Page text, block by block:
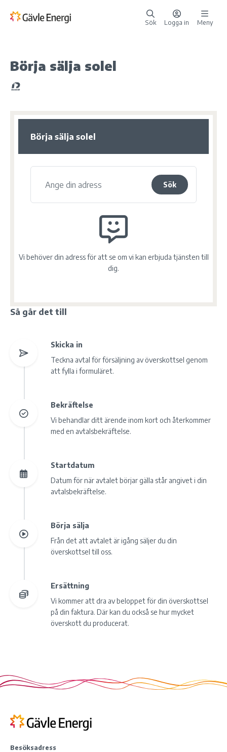
Sök Logga in Meny
Börja sälja solel
Börja sälja solel
Sök
Vi behöver din adress för att se om vi kan erbjuda tjänsten till
dig.
Så går det till
Skicka in
Teckna avtal för försäljning av överskottsel genom
att fylla i formuläret.
Bekräftelse
Vi behandlar ditt ärende inom kort och återkommer
med en avtalsbekräftelse.
Startdatum
Datum för när avtalet börjar gälla står angivet i din
avtalsbekräftelse.
Börja sälja
Från det att avtalet är igång säljer du din
överskottsel till oss.
Ersättning
Vi kommer att dra av beloppet för din överskottsel
på din faktura. Där kan du också se hur mycket
överskott du producerat.
Besöksadress